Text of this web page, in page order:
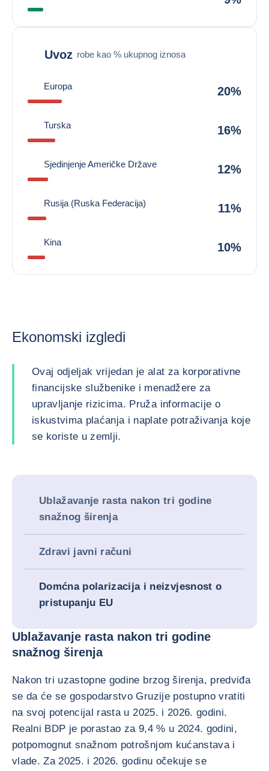
Uvoz robe kao % ukupnog iznosa
Europa 20%
Turska 16%
Sjedinjenje Američke Države 12%
Rusija (Ruska Federacija) 11%
Kina 10%
Ekonomski izgledi
Ovaj odjeljak vrijedan je alat za korporativne
financijske službenike i menadžere za
upravljanje rizicima. Pruža informacije o
iskustvima plaćanja i naplate potraživanja koje
se koriste u zemlji.
Ublažavanje rasta nakon tri godine
snažnog širenja
Zdravi javni računi
Domćna polarizacija i neizvjesnost o
pristupanju EU
Ublažavanje rasta nakon tri godine
snažnog širenja
Nakon tri uzastopne godine brzog širenja, predviđa
se da će se gospodarstvo Gruzije postupno vratiti
na svoj potencijal rasta u 2025. i 2026. godini.
Realni BDP je porastao za 9,4 % u 2024. godini,
potpomognut snažnom potrošnjom kućanstava i
vlade. Za 2025. i 2026. godinu očekuje se